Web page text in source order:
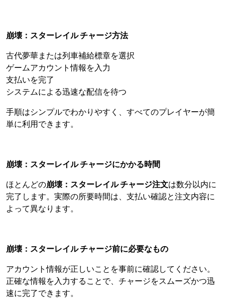
崩壊：スターレイル チャージ方法
古代夢華または列車補給標章を選択
ゲームアカウント情報を入力
支払いを完了
システムによる迅速な配信を待つ
手順はシンプルでわかりやすく、すべてのプレイヤーが簡
単に利用できます。
崩壊：スターレイル チャージにかかる時間
ほとんどの崩壊：スターレイル チャージ注文は数分以内に
完了します。実際の所要時間は、支払い確認と注文内容に
よって異なります。
崩壊：スターレイル チャージ前に必要なもの
アカウント情報が正しいことを事前に確認してください。
正確な情報を入力することで、チャージをスムーズかつ迅
速に完了できます。